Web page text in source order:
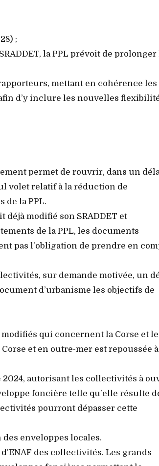
;
la PPL prévoit de prolonger
mettant en cohérence les
d’y inclure les nouvelles
permet de rouvrir, dans un
volet relatif à la réduction de
de la PPL.
déjà modifié son SRADDET et
de la PPL, les documents
pas l’obligation de prendre en
sur demande motivée, un
d’urbanisme les objectifs de
modifiés qui concernent la Corse et
et en outre-mer est repoussée à
autorisant les collectivités à
foncière telle qu’elle résulte
pourront dépasser cette
enveloppes locales.
des collectivités. Les grands